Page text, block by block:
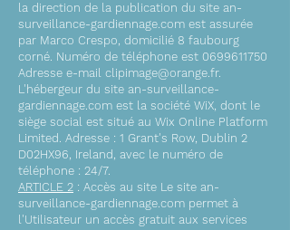
la direction de la publication du site an-
surveillance-gardiennage.com est assurée
par Marco Crespo, domicilié 8 faubourg
corné. Numéro de téléphone est 0699611750
Adresse e-mail clipimage@orange.fr.
L'hébergeur du site an-surveillance-
gardiennage.com est la société WiX, dont le
siège social est situé au Wix Online Platform
Limited. Adresse : 1 Grant's Row, Dublin 2
D02HX96, Ireland, avec le numéro de
téléphone : 24/7.
ARTICLE 2 : Accès au site Le site an-
surveillance-gardiennage.com permet à
l'Utilisateur un accès gratuit aux services